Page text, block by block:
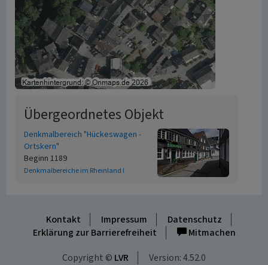
Übergeordnetes Objekt
Denkmalbereich "Hückeswagen -
Ortskern"
Beginn 1189
Denkmalbereiche im Rheinland I
Kontakt Impressum
Datenschutz
Erklärung zur Barrierefreiheit
Mitmachen
Copyright © LVR Version: 4.52.0